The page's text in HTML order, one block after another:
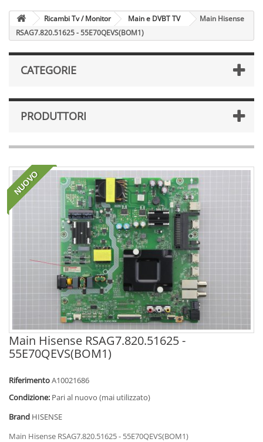
Ricambi Tv / Monitor Main e DVBT TV
Main Hisense
RSAG7.820.51625 - 55E70QEVS(BOM1)
CATEGORIE
PRODUTTORI
NUOVO
Main Hisense RSAG7.820.51625 -
55E70QEVS(BOM1)
RiferimentoA10021686
Condizione: Pari al nuovo (mai utilizzato)
Brand HISENSE
Main Hisense RSAG7.820.51625 - 55E70QEVS(BOM1)